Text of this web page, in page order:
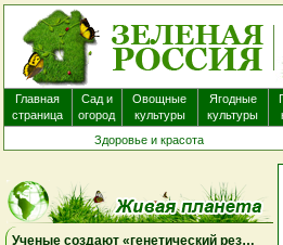
препараты, которые часто назначают
вероятно, не приносят существенной
Главная
страница
Сад и
огород
Овощные
культуры
Ягодные
культуры
Здоровье и красота
Ученые создают «генетический резерв» коал, замораживая яйцеклетки и сперматозоиды